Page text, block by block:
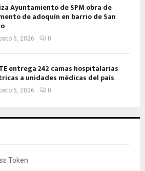
Ayuntamiento de SPM obra de
de adoquín en barrio de San
5, 2026 0
entrega 242 camas hospitalarias
a unidades médicas del país
5, 2026 0
Token